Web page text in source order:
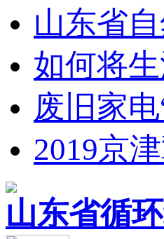
山东省
如何将
废旧家
2019京
山东省循